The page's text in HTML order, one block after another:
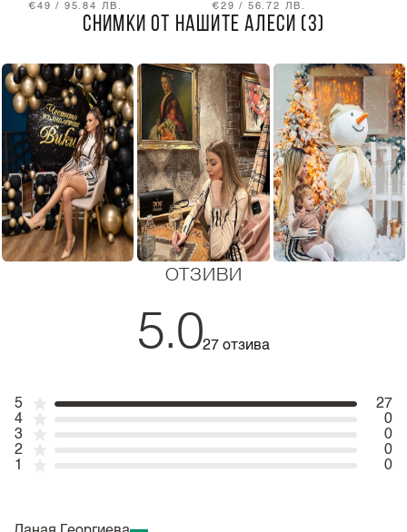
€49 / 95.84 ЛВ. €29 / 56.72 ЛВ.
СНИМКИ ОТ НАШИТЕ АЛЕСИ (3)
ОТЗИВИ
5.027 отзива
5
27
4
0
3
0
2
0
1
0